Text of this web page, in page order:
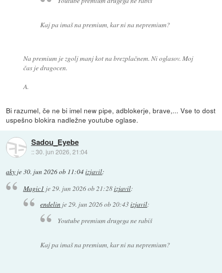
Kaj pa imaš na premium, kar ni na nepremium?
Na premium je zgolj manj kot na brezplačnem. Ni oglasov. Moj
čas je dragocen.
A.
Bi razumel, če ne bi imel new pipe, adblokerje, brave,... Vse to dost
uspešno blokira nadležne youtube oglase.
Sadou_Eyebe
::30. jun 2026, 21:04
aky je30. jun 2026 ob 11:04izjavil:
Magic1 je 29. jun 2026 ob 21:28izjavil:
endelin je29. jun 2026 ob 20:43izjavil:
Youtube premium drugega ne rabiš
Kaj pa imaš na premium, kar ni na nepremium?